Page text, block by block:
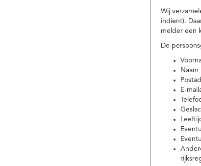
Wij
indient).
melder een
De
Naam
E-